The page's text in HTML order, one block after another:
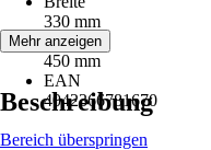
330 mm
Höhe
450 mm
EAN
4042366781670
Mehr anzeigen
Beschreibung
Bereich überspringen